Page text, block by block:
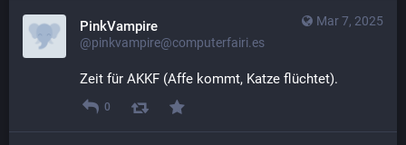
Mar 7, 2025
PinkVampire
@pinkvampire@computerfairi.es
Zeit für AKKF (Affe kommt, Katze flüchtet).
0